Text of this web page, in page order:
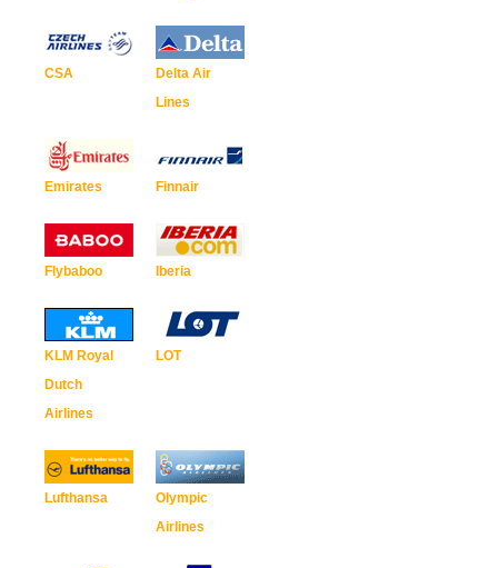
CSA
Delta Air
Lines
Emirates Finnair
Flybaboo Iberia
KLM Royal
Dutch
Airlines
LOT
Lufthansa
Olympic
Airlines